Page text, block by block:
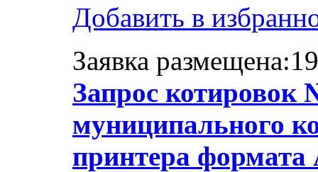
Добавить в
Заявка
Запрос котировок
муниципального
принтера формата